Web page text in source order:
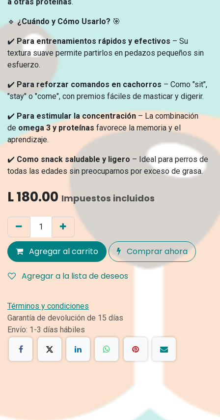
🔹¿Cuándo y Cómo Usarlo? 🎯
✔️ Para entrenamientos rápidos y efectivos – Su
textura suave permite partirlos en pedazos pequeños sin
esfuerzo.
✔️ Para reforzar comandos en cachorros – Como "sit",
"stay" o "come", con premios fáciles de masticar y digerir.
✔️ Para estimular la concentración – La combinación
de omega 3 y proteínas favorece la memoria y el
aprendizaje.
✔️ Como snack saludable y ligero – Ideal para perros de
todas las edades sin preocuparnos por exceso de grasa.
L180.00 Impuestos incluidos
Agregar al carrito Comprar ahora
Agregar a la lista de deseos
Términos y condiciones
Garantía de devolución de 15 días
Envío: 1-3 días hábiles